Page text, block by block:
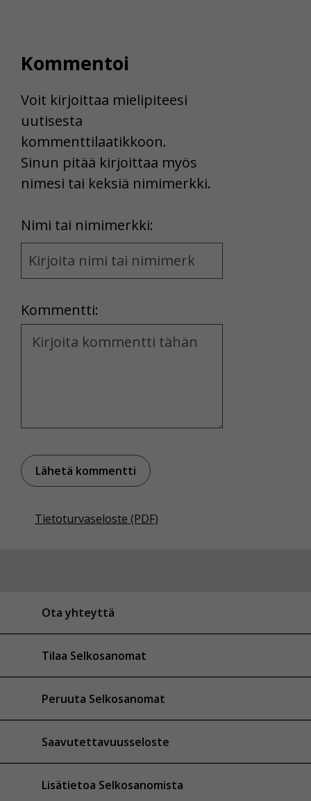
Kommentoi
Voit kirjoittaa mielipiteesi
uutisesta
kommenttilaatikkoon.
Sinun pitää kirjoittaa myös
nimesi tai keksiä nimimerkki.
Nimi tai nimimerkki:
Name
and
Kommentti:
Kommentti
Tietoturvaseloste (PDF)
Ota yhteyttä
Tilaa Selkosanomat
Peruuta Selkosanomat
Saavutettavuusseloste
Lisätietoa Selkosanomista